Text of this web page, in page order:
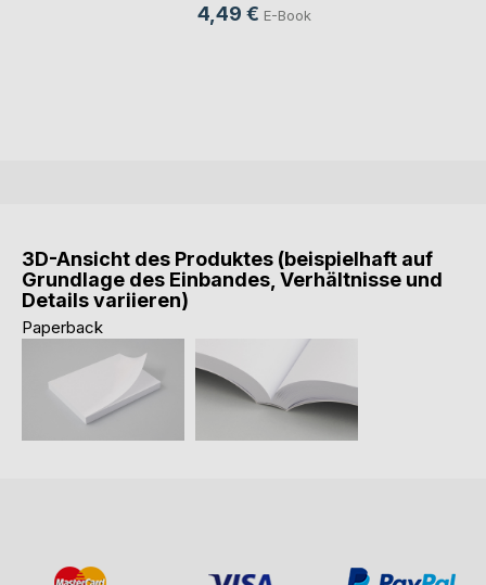
4,49 € E-Book
3D-Ansicht des Produktes (beispielhaft auf
Grundlage des Einbandes, Verhältnisse und
Details variieren)
Paperback